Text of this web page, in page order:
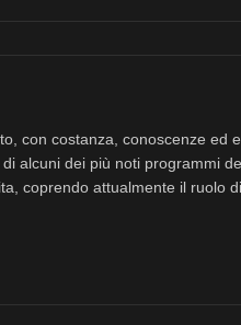
con costanza, conoscenze
alcuni dei più noti programmi
coprendo attualmente il ruolo